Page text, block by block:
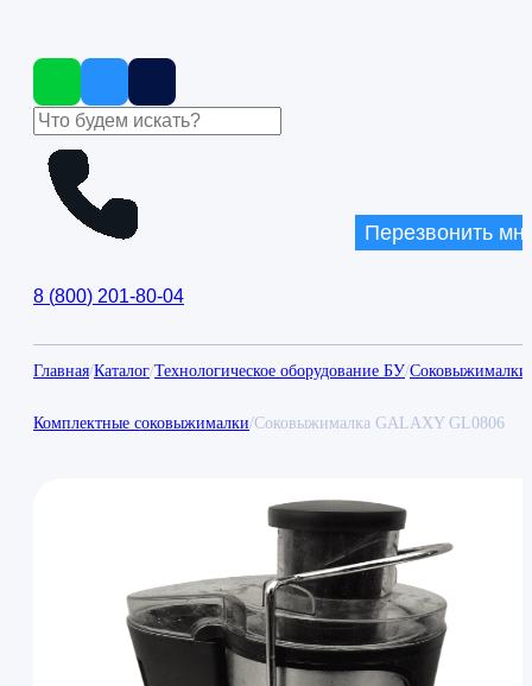
8 (800) 201-80-04
Перезвонить
Главная/Каталог/Технологическое оборудование БУ/Соковыжималки
Комплектные соковыжималки/Соковыжималка GALAXY GL0806